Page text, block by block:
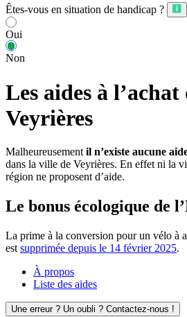
Êtes-vous en situation de handicap ?
Oui
Non
Les aides à l’achat
Veyrières
Malheureusement il n’existe aucune
dans la ville de Veyrières. En effet ni la
région ne proposent d’aide.
Le bonus écologique de
La prime à la conversion pour un vélo à
est supprimée depuis le 14 février 2025.
À propos
Liste des aides
Une erreur ? Un oubli ? Contactez-nous !